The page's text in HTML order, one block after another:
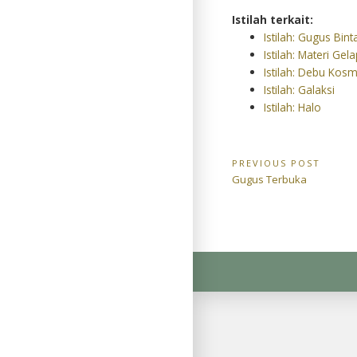
Istilah terkait:
Istilah: Gugus
Istilah: Materi
Istilah: Debu
Istilah: Galaksi
Istilah: Halo
Navigasi
pos
PREVIOUS POST
Previous
Gugus Terbuka